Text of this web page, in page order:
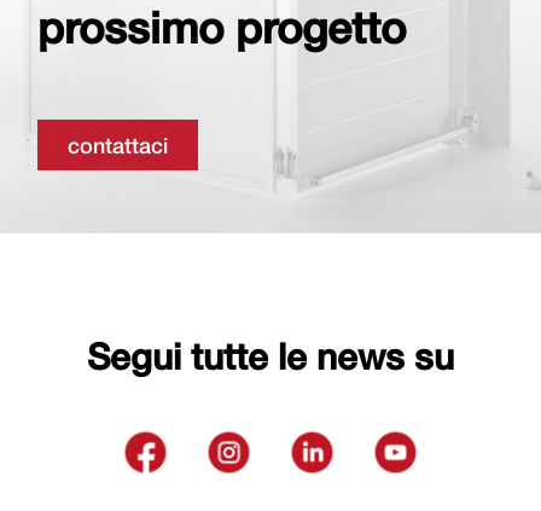
prossimo progetto
contattaci
Segui tutte le news su